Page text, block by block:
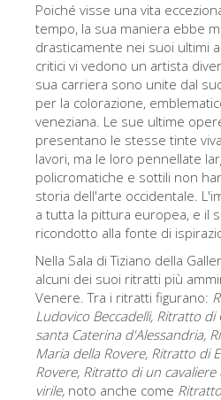
Museo
Opificio delle
Museo Galileo
Il giardino di
La torre di
Corridoio
Palazzo
Santa Maria
Santa Croce
Prenota ora
Prenota una
Solo biglietti
Poiché visse una vita
tempo, la sua maniera ebbe
drasticamente nei suoi ultimi
critici vi vedono un artista
sua carriera sono unite dal
per la colorazione,
veneziana. Le sue ultime
presentano le stesse tinte
lavori, ma le loro pennellate
policromatiche e sottili non
storia dell'arte occidentale.
a tutta la pittura europea, e il
ricondotto alla fonte di
Nella Sala di Tiziano della
alcuni dei suoi ritratti più
Venere. Tra i ritratti figurano:
Ludovico Beccadelli, Ritratto di
santa Caterina d'Alessandria,
Maria della Rovere, Ritratto di
Rovere, Ritratto di un cavaliere
virile, noto anche come